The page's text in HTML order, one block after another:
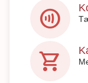
contactless
shopping_cart